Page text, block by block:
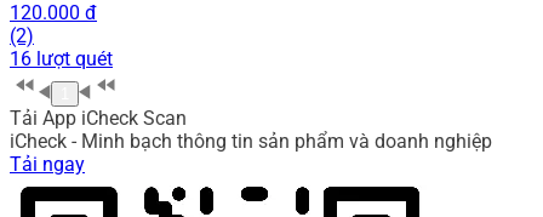
120.000 đ
(2)
16 lượt quét
Tải App iCheck Scan
iCheck - Minh bạch thông tin sản phẩm và doanh nghiệp
Tải ngay